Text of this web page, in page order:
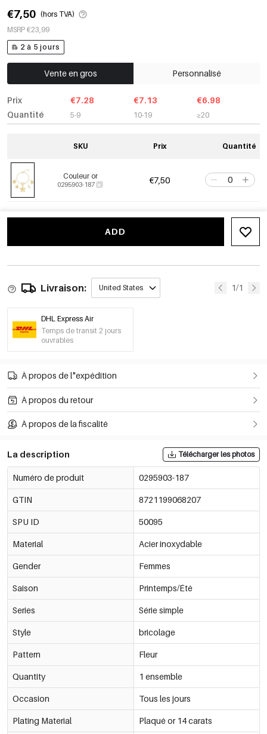
€7,50 (hors TVA)
MSRP €23,99
2 à 5 jours
Vente en gros Personnalisé
Prix
Quantité
€7.28
5-9
€7.13
10-19
€6.98
≥20
SKU Prix Quantité
Couleur or
0295903-187 €7,50
ADD
Livraison: United States 1/1
DHL Express Air
Temps de transit 2 jours
ouvrables
À propos de l"expédition
À propos du retour
À propos de la fiscalité
La description Télécharger les photos
Numéro de produit 0295903-187
GTIN 8721199068207
SPU ID 50095
Material Acier inoxydable
Gender Femmes
Saison Printemps/Été
Series Série simple
Style bricolage
Pattern Fleur
Quantity 1 ensemble
Occasion Tous les jours
Plating Material Plaqué or 14 carats